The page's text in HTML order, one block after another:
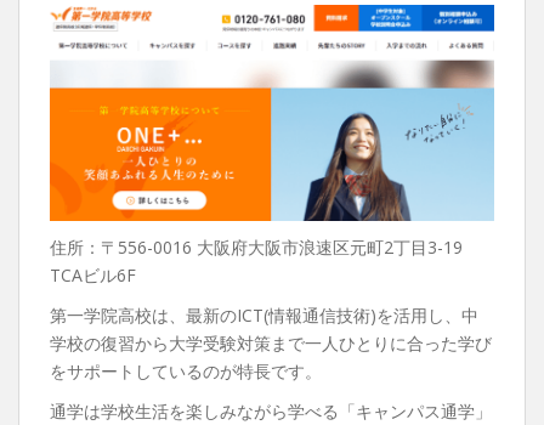
住所：〒556-0016 大阪府大阪市浪速区元町2丁目3-19
TCAビル6F
第一学院高校は、最新のICT(情報通信技術)を活用し、中
学校の復習から大学受験対策まで一人ひとりに合った学び
をサポートしているのが特長です。
通学は学校生活を楽しみながら学べる「キャンパス通学」